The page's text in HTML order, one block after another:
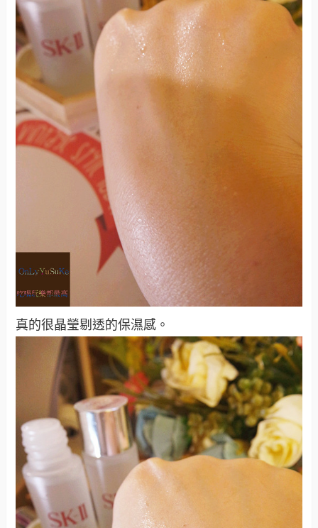
真的很晶瑩剔透的保濕感。